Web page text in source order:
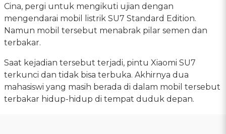
Cina, pergi untuk mengikuti ujian dengan
mengendarai mobil listrik SU7 Standard Edition.
Namun mobil tersebut menabrak pilar semen dan
terbakar.
Saat kejadian tersebut terjadi, pintu Xiaomi SU7
terkunci dan tidak bisa terbuka. Akhirnya dua
mahasiswi yang masih berada di dalam mobil tersebut
terbakar hidup-hidup di tempat duduk depan.